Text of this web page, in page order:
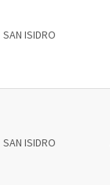
SAN ISIDRO
SAN ISIDRO